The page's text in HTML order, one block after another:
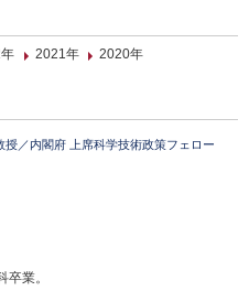
2021年 2020年
授／内閣府 上席科学技術政策フェロー
業。